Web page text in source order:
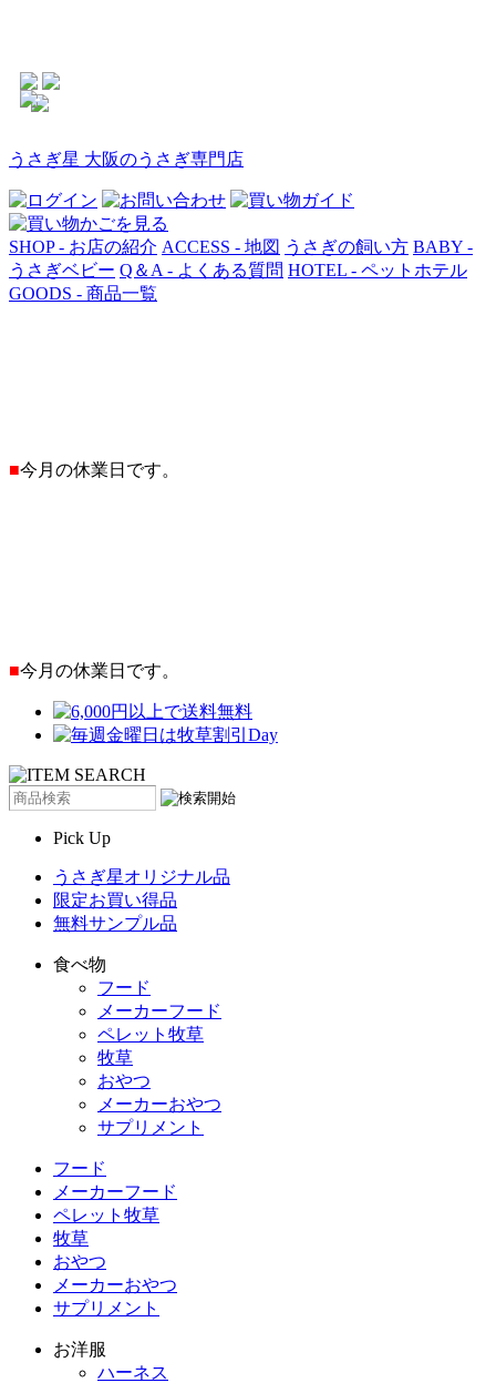
うさぎ星 大阪のうさぎ専門店
SHOP - お店の紹介 ACCESS - 地図 うさぎの飼い方 BABY -
うさぎベビー Q＆A - よくある質問 HOTEL - ペットホテル
GOODS - 商品一覧
■今月の休業日です。
■今月の休業日です。
Pick Up
うさぎ星オリジナル品
限定お買い得品
無料サンプル品
食べ物
フード
メーカーフード
ペレット牧草
牧草
おやつ
メーカーおやつ
サプリメント
フード
メーカーフード
ペレット牧草
牧草
おやつ
メーカーおやつ
サプリメント
お洋服
ハーネス